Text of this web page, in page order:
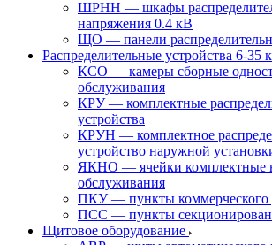
ШРНН — шкафы
напряжения 0.4 кВ
ЩО — панели
Распределительные устройства 6-35
КСО — камеры сборные
обслуживания
КРУ — комплектные
устройства
КРУН — комплектное
устройство наружной
ЯКНО — ячейки комплектные
обслуживания
ПКУ — пункты коммерческого
ПСС — пункты
Щитовое оборудование